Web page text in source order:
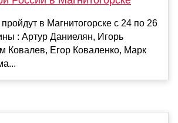
в Магнитогорске с 24 по 26
: Артур Даниелян, Игорь
Ковалев, Егор Коваленко, Марк